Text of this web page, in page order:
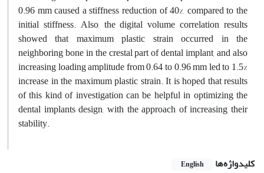
0.96 mm caused a stiffness reduction of 40%, compared to the
initial stiffness. Also, the digital volume correlation results
showed that maximum plastic strain occurred in the
neighboring bone in the crestal part of dental implant, and also
increasing loading amplitude from 0.64 to 0.96 mm led to 1.5%
increase in the maximum plastic strain. It is hoped that results
of this kind of investigation can be helpful in optimizing the
dental implants design, with the approach of increasing their
stability.
کلیدواژه‌ها English